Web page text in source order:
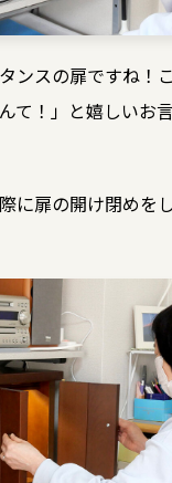
ンスの扉ですね！
て！」と嬉しいお
に扉の開け閉めを